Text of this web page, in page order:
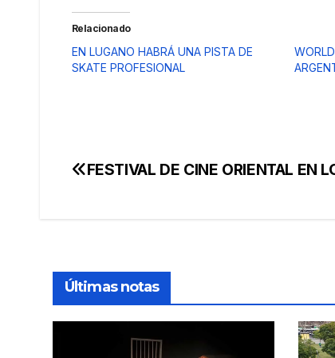
Relacionado
EN LUGANO HABRÁ UNA PISTA DE
SKATE PROFESIONAL
Navegación
FESTIVAL DE CINE ORIENTAL EN
Últimas notas